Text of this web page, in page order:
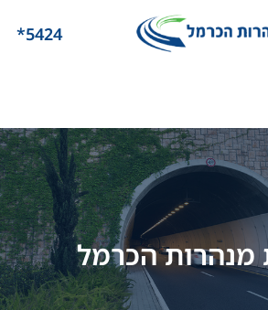
*5424
מנהרות הכרמל